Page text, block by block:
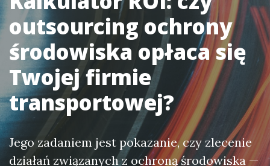
outsourcing ochrony
środowiska opłaca się
Twojej firmie
transportowej?
Jego zadaniem jest pokazanie, czy zlecenie
działań związanych z ochroną środowiska —